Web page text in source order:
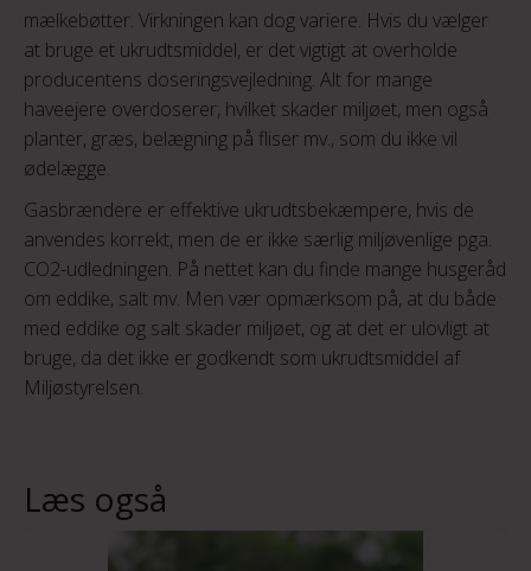
mælkebøtter. Virkningen kan dog variere. Hvis du vælger
at bruge et ukrudtsmiddel, er det vigtigt at overholde
producentens doseringsvejledning. Alt for mange
haveejere overdoserer, hvilket skader miljøet, men også
planter, græs, belægning på fliser mv., som du ikke vil
ødelægge.
Gasbrændere er effektive ukrudtsbekæmpere, hvis de
anvendes korrekt, men de er ikke særlig miljøvenlige pga.
CO2-udledningen. På nettet kan du finde mange husgeråd
om eddike, salt mv. Men vær opmærksom på, at du både
med eddike og salt skader miljøet, og at det er ulovligt at
bruge, da det ikke er godkendt som ukrudtsmiddel af
Miljøstyrelsen.
Læs også